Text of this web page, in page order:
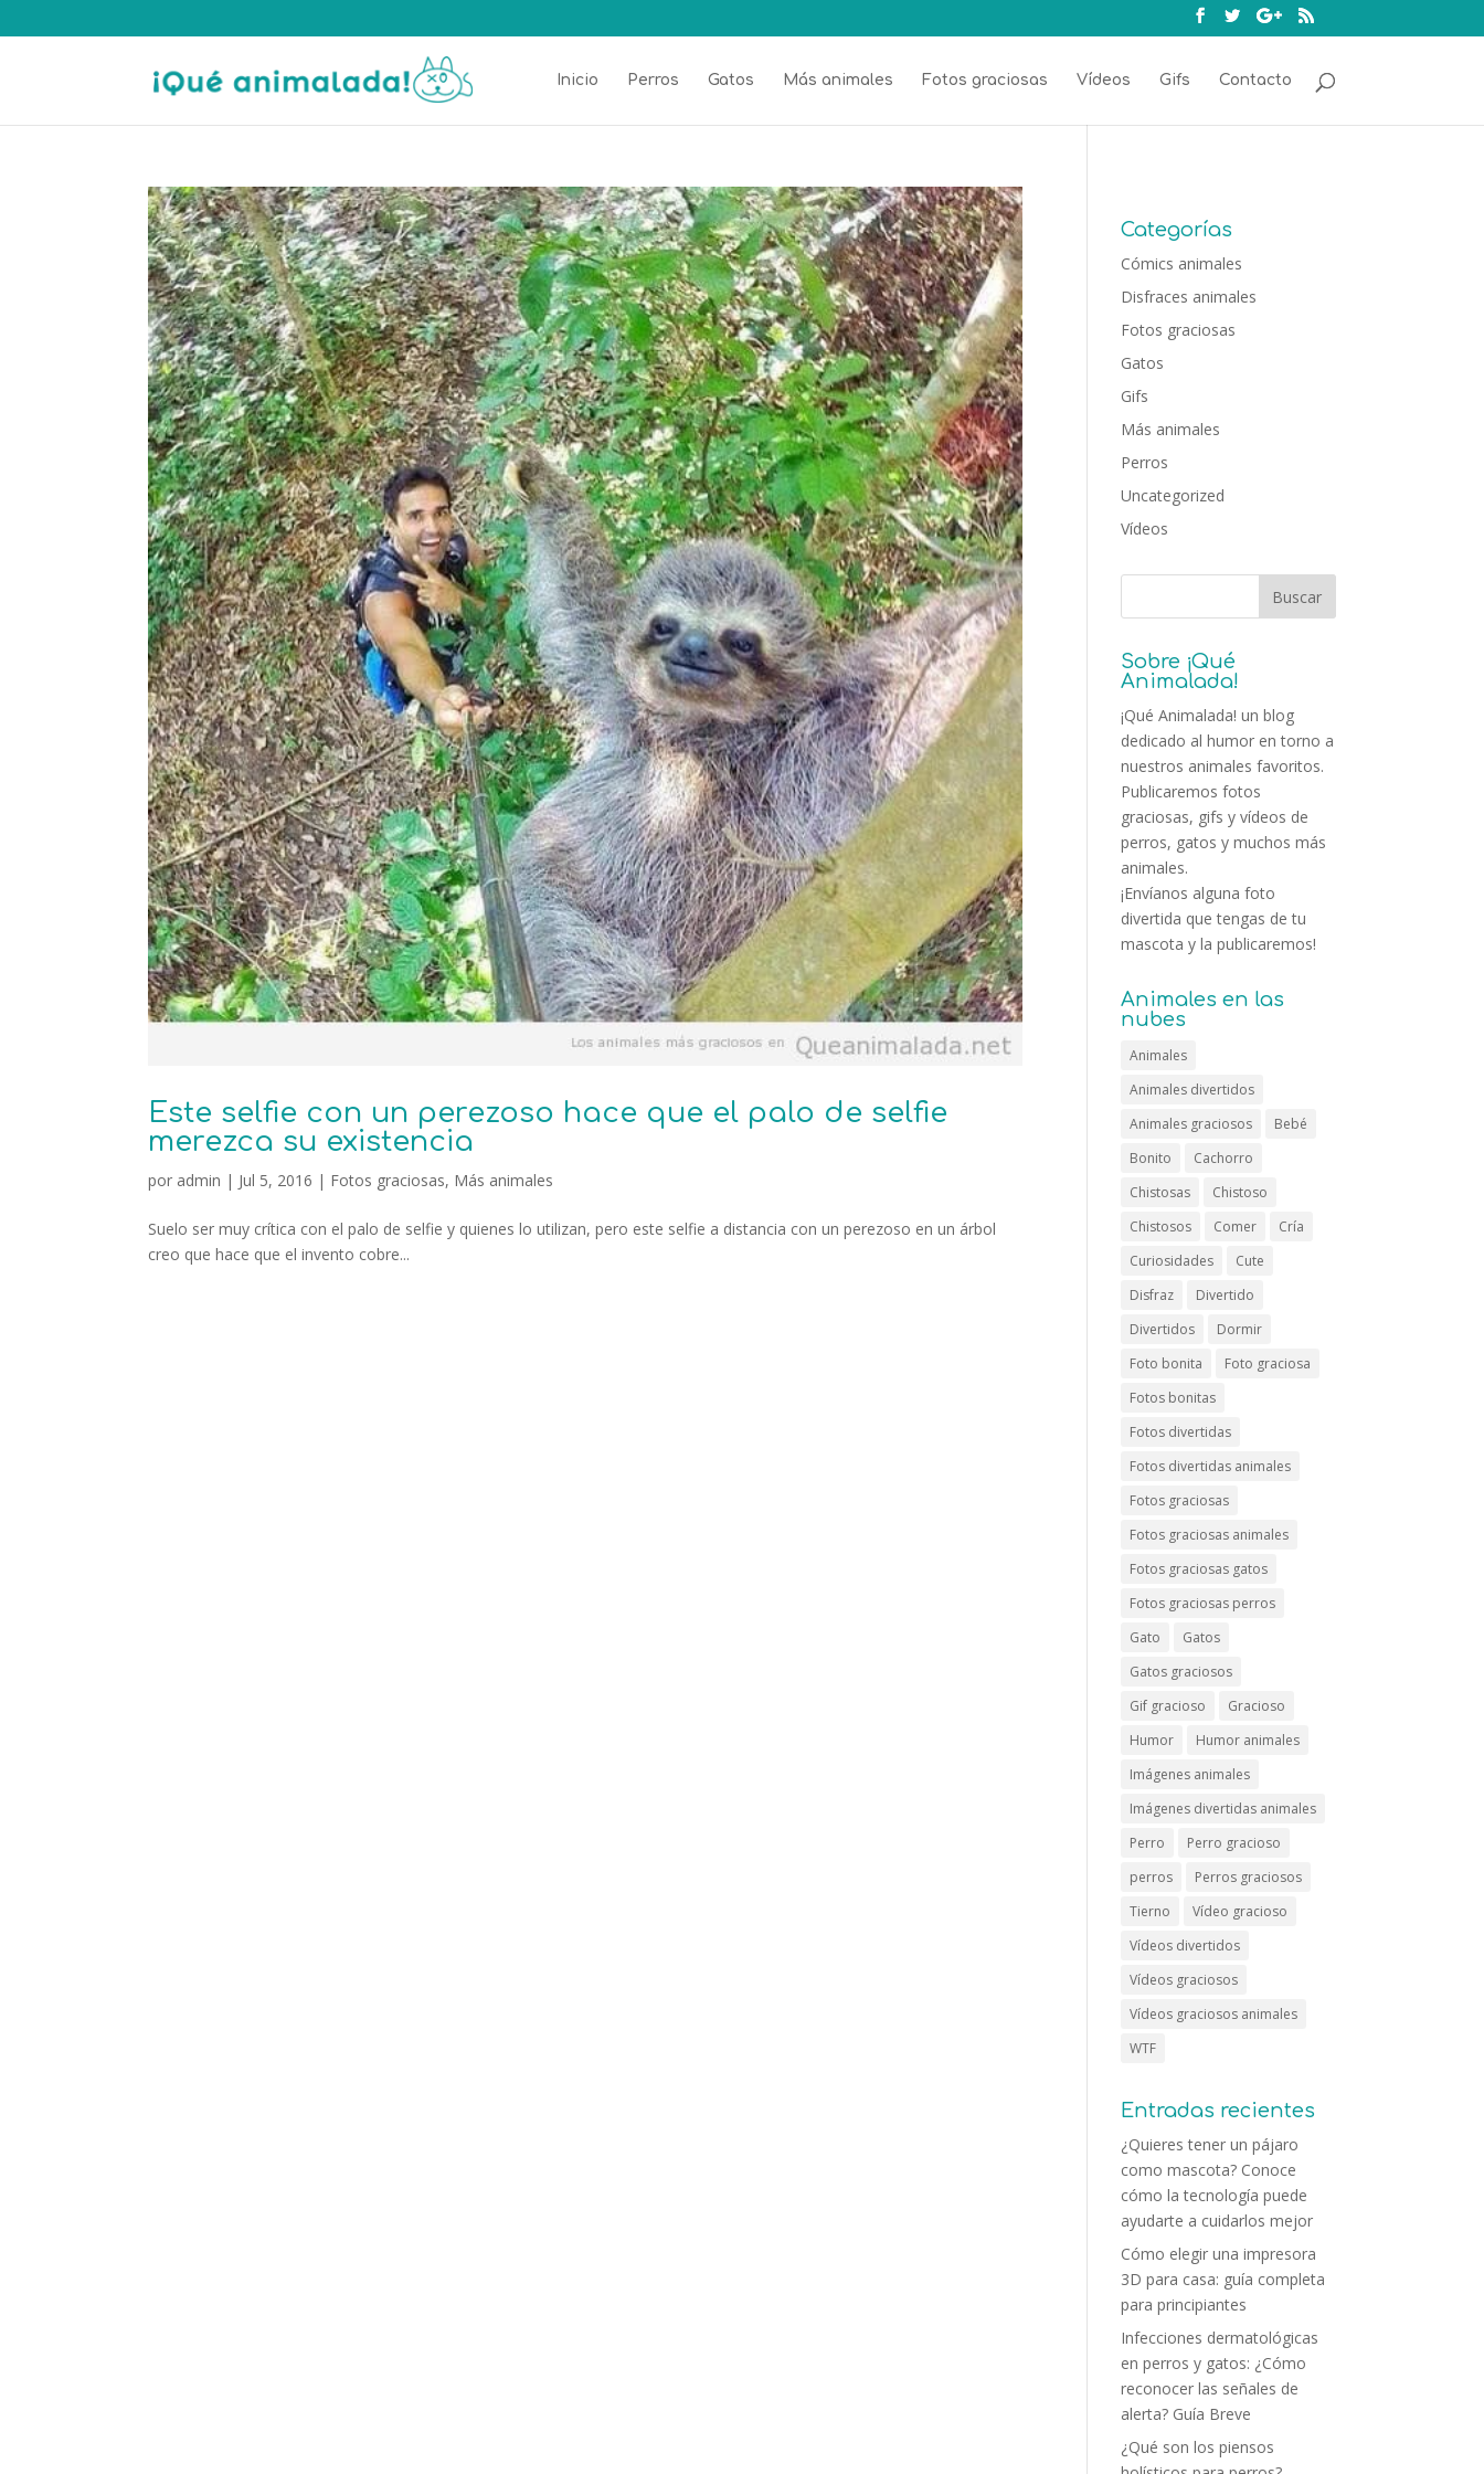
Inicio Perros Gatos Más animales Fotos graciosas Vídeos Gifs Contacto
Este selfie con un perezoso hace que el palo de selfie
merezca su existencia
por admin | Jul 5, 2016 | Fotos graciosas, Más animales
Suelo ser muy crítica con el palo de selfie y quienes lo utilizan, pero este selfie a distancia con un perezoso en un árbol
creo que hace que el invento cobre...
Categorías
Cómics animales
Disfraces animales
Fotos graciosas
Gatos
Gifs
Más animales
Perros
Uncategorized
Vídeos
Sobre ¡Qué
Animalada!
¡Qué Animalada! un blog
dedicado al humor en torno a
nuestros animales favoritos.
Publicaremos fotos
graciosas, gifs y vídeos de
perros, gatos y muchos más
animales.
¡Envíanos alguna foto
divertida que tengas de tu
mascota y la publicaremos!
Animales en las
nubes
Animales
Animales divertidos
Animales graciosos
Bebé
Bonito
Cachorro
Chistosas
Chistoso
Chistosos
Comer
Cría
Curiosidades
Cute
Disfraz
Divertido
Divertidos
Dormir
Foto bonita
Foto graciosa
Fotos bonitas
Fotos divertidas
Fotos divertidas animales
Fotos graciosas
Fotos graciosas animales
Fotos graciosas gatos
Fotos graciosas perros
Gato
Gatos
Gatos graciosos
Gif gracioso
Gracioso
Humor
Humor animales
Imágenes animales
Imágenes divertidas animales
Perro
Perro gracioso
perros
Perros graciosos
Tierno
Vídeo gracioso
Vídeos divertidos
Vídeos graciosos
Vídeos graciosos animales
WTF
Entradas recientes
¿Quieres tener un pájaro
como mascota? Conoce
cómo la tecnología puede
ayudarte a cuidarlos mejor
Cómo elegir una impresora
3D para casa: guía completa
para principiantes
Infecciones dermatológicas
en perros y gatos: ¿Cómo
reconocer las señales de
alerta? Guía Breve
¿Qué son los piensos